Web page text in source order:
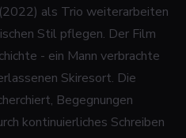
als Trio weiterarbeiten
Stil pflegen. Der Film
- ein Mann verbrachte
Skiresort. Die
Begegnungen
kontinuierliches Schreiben